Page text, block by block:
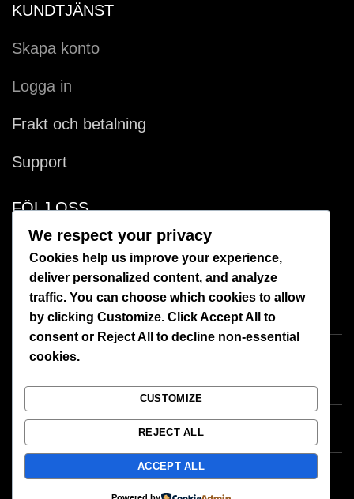
KUNDTJÄNST
Skapa konto
Logga in
Frakt och betalning
Support
FÖLJ OSS
Facebook
Instagram
We respect your privacy
Cookies help us improve your experience,
deliver personalized content, and analyze
traffic. You can choose which cookies to allow
by clicking Customize. ClickAccept All
to
consent or Reject All
to decline non-essential
cookies.
CUSTOMIZE
REJECT ALL
ACCEPT ALL